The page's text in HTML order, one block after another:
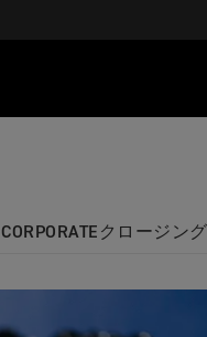
CORPORATE クロージング